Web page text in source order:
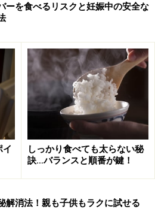
療従事者等による情報の提供は、診
。診断・治療を必要とする方は、適
すめいたします。記事内容は執筆者
、全ての方への有効性を保証するも
で提供する情報に基づいて被ったい
、各ガイド、その他当社と契約した
いかねます。
ーを食べるリスクと妊娠中の安全な
イ
しっかり食べても太らない秘
訣…バランスと順番が鍵！
解消法！親も子供もラクに試せる